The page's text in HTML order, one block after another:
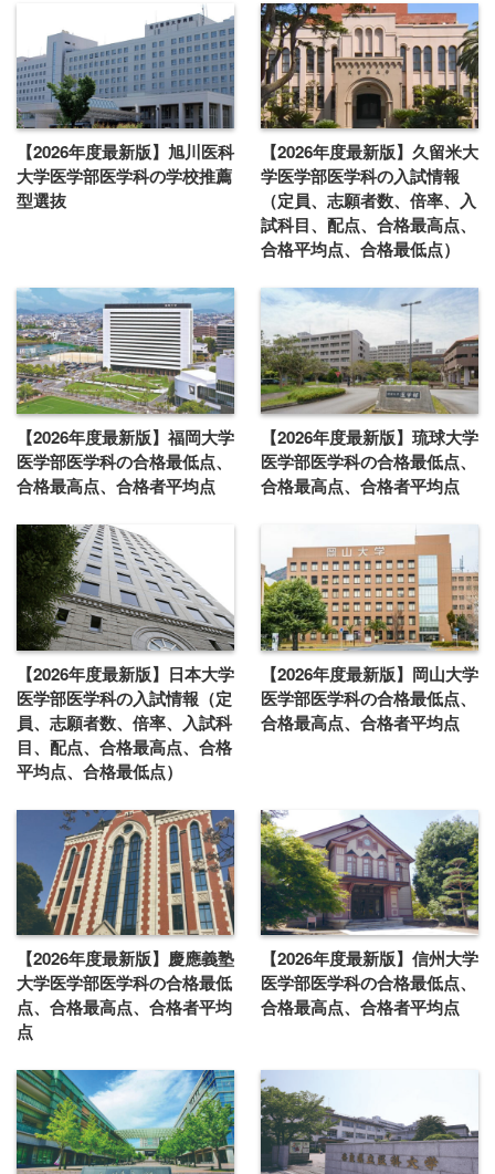
【2026年度最新版】旭川医科
大学医学部医学科の学校推薦
型選抜
【2026年度最新版】久留米大
学医学部医学科の入試情報
（定員、志願者数、倍率、入
試科目、配点、合格最高点、
合格平均点、合格最低点）
【2026年度最新版】福岡大学
医学部医学科の合格最低点、
合格最高点、合格者平均点
【2026年度最新版】琉球大学
医学部医学科の合格最低点、
合格最高点、合格者平均点
【2026年度最新版】日本大学
医学部医学科の入試情報（定
員、志願者数、倍率、入試科
目、配点、合格最高点、合格
平均点、合格最低点）
【2026年度最新版】岡山大学
医学部医学科の合格最低点、
合格最高点、合格者平均点
【2026年度最新版】慶應義塾
大学医学部医学科の合格最低
点、合格最高点、合格者平均
点
【2026年度最新版】信州大学
医学部医学科の合格最低点、
合格最高点、合格者平均点